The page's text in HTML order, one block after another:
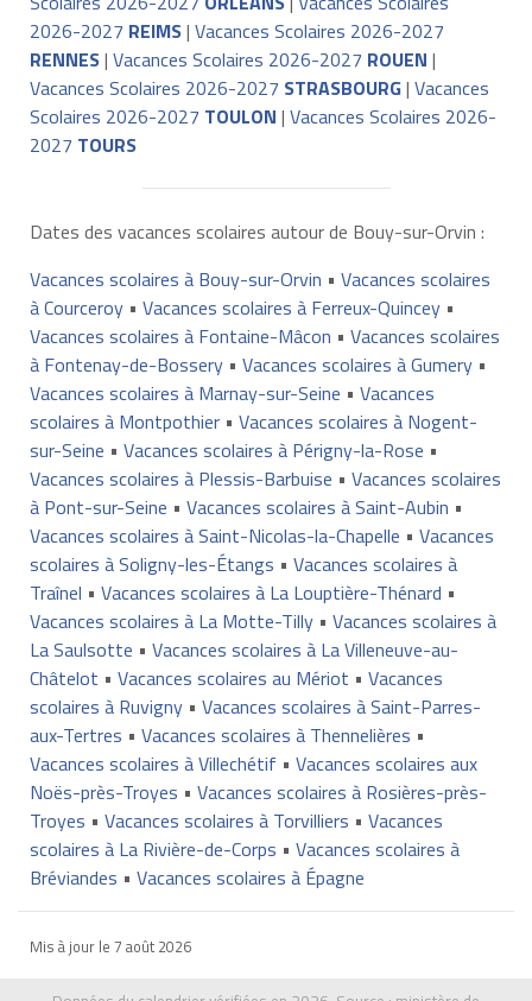
2026-2027 REIMS| Vacances Scolaires 2026-2027
RENNES| Vacances Scolaires 2026-2027 ROUEN |
Vacances Scolaires 2026-2027 STRASBOURG| Vacances
Scolaires 2026-2027 TOULON | Vacances Scolaires 2026-
2027 TOURS
Dates des vacances scolaires autour de Bouy-sur-Orvin :
Vacances scolaires à Bouy-sur-Orvin • Vacances scolaires
à Courceroy• Vacances scolaires à Ferreux-Quincey•
Vacances scolaires à Fontaine-Mâcon • Vacances scolaires
à Fontenay-de-Bossery• Vacances scolaires à Gumery•
Vacances scolaires à Marnay-sur-Seine • Vacances
scolaires à Montpothier• Vacances scolaires à Nogent-
sur-Seine • Vacances scolaires à Périgny-la-Rose •
Vacances scolaires à Plessis-Barbuise • Vacances scolaires
à Pont-sur-Seine • Vacances scolaires à Saint-Aubin •
Vacances scolaires à Saint-Nicolas-la-Chapelle • Vacances
scolaires à Soligny-les-Étangs • Vacances scolaires à
Traînel • Vacances scolaires à La Louptière-Thénard •
Vacances scolaires à La Motte-Tilly• Vacances scolaires à
La Saulsotte • Vacances scolaires à La Villeneuve-au-
Châtelot • Vacances scolaires au Mériot • Vacances
scolaires à Ruvigny• Vacances scolaires à Saint-Parres-
aux-Tertres • Vacances scolaires à Thennelières •
Vacances scolaires à Villechétif • Vacances scolaires aux
Noës-près-Troyes • Vacances scolaires à Rosières-près-
Troyes • Vacances scolaires à Torvilliers • Vacances
scolaires à La Rivière-de-Corps • Vacances scolaires à
Bréviandes • Vacances scolaires à Épagne
Mis à jour le 7 août 2026